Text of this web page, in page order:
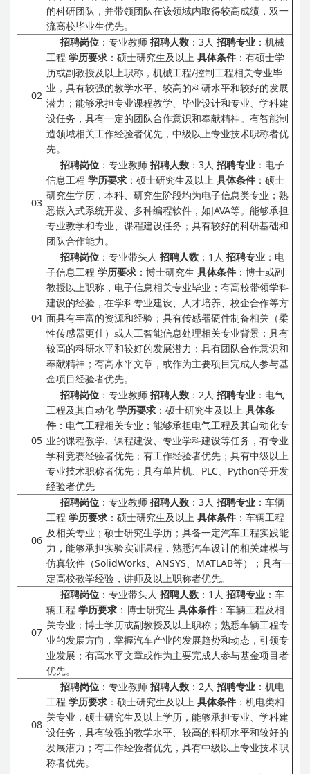
的科研团队，并带领团队在该领域内取得较高成绩，双一
流高校毕业生优先。
02
招聘岗位 ：专业教师 招聘人数 ：3人 招聘专业 ：机械
工程 学历要求 ：硕士研究生及以上 具体条件 ：有硕士学
历或副教授及以上职称，机械工程/控制工程相关专业毕
业，具有较强的教学水平、较高的科研水平和较好的发展
潜力；能够承担专业课程教学、毕业设计和专业、学科建
设任务，具有一定的团队合作意识和奉献精神。有智能制
造领域相关工作经验者优先，中级以上专业技术职称者优
先。
03
招聘岗位 ：专业教师 招聘人数 ：3人 招聘专业 ：电子
信息工程 学历要求 ：硕士研究生及以上 具体条件 ：硕士
研究生学历，本科、研究生阶段均为电子信息类专业；熟
悉嵌入式系统开发、多种编程软件，如JAVA等。能够承担
专业教学和专业、课程建设任务；具有较好的科研基础和
团队合作能力。
04
招聘岗位 ：专业带头人 招聘人数 ：1人 招聘专业 ：电
子信息工程 学历要求 ：博士研究生 具体条件 ：博士或副
教授以上职称，电子信息相关专业毕业；有高校带领学科
建设的经验，在学科专业建设、人才培养、校企合作等方
面具有丰富的资源和经验；具有传感器硬件制备相关（柔
性传感器更佳）或人工智能信息处理相关专业背景；具有
较高的科研水平和较好的发展潜力；具有团队合作意识和
奉献精神；有高水平文章，或作为主要项目完成人参与基
金项目经验者优先。
05
招聘岗位 ：专业教师 招聘人数 ：2人 招聘专业 ：电气
工程及其自动化 学历要求 ：硕士研究生及以上 具体条
件 ：电气工程相关专业；能够承担电气工程及其自动化专
业的课程教学、课程建设、专业学科建设等任务，有专业
学科竞赛经验者优先；有工作经验者优先；具有中级以上
专业技术职称者优先；具有单片机、PLC、Python等开发
经验者优先
06
招聘岗位 ：专业教师 招聘人数 ：3人 招聘专业 ：车辆
工程 学历要求 ：硕士研究生及以上 具体条件 ：车辆工程
及相关专业；硕士研究生学历；具备一定汽车工程实践能
力，能够承担实验实训课程，熟悉汽车设计的相关建模与
仿真软件（SolidWorks、ANSYS、MATLAB等）；具有一
定高校教学经验，讲师及以上职称者优先。
07
招聘岗位 ：专业带头人 招聘人数 ：1人 招聘专业 ：车
辆工程 学历要求 ：博士研究生 具体条件 ：车辆工程及相
关专业；博士学历或副教授及以上职称；熟悉车辆工程专
业的发展方向，掌握汽车产业的发展趋势和动态，引领专
业发展；有高水平文章或作为主要完成人参与基金项目者
优先。
08
招聘岗位 ：专业教师 招聘人数 ：2人 招聘专业 ：机电
工程 学历要求 ：硕士研究生及以上 具体条件 ：机电类相
关专业，硕士研究生及以上学历，能够承担专业、学科建
设任务，具有较强的教学水平、较高的科研水平和较好的
发展潜力；有工作经验者优先，具有中级以上专业技术职
称者优先。